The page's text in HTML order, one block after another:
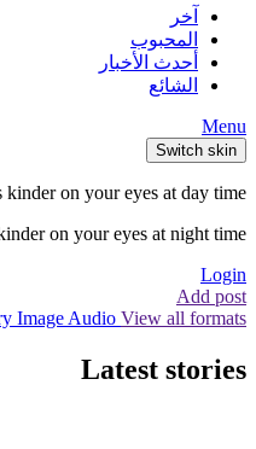
آخر
المحبوب
أحدث الأخبار
الشائع
Menu
Switch skin
on your eyes at day time.
on your eyes at night time.
Login
Add post
Image Audio View all formats
Latest stories